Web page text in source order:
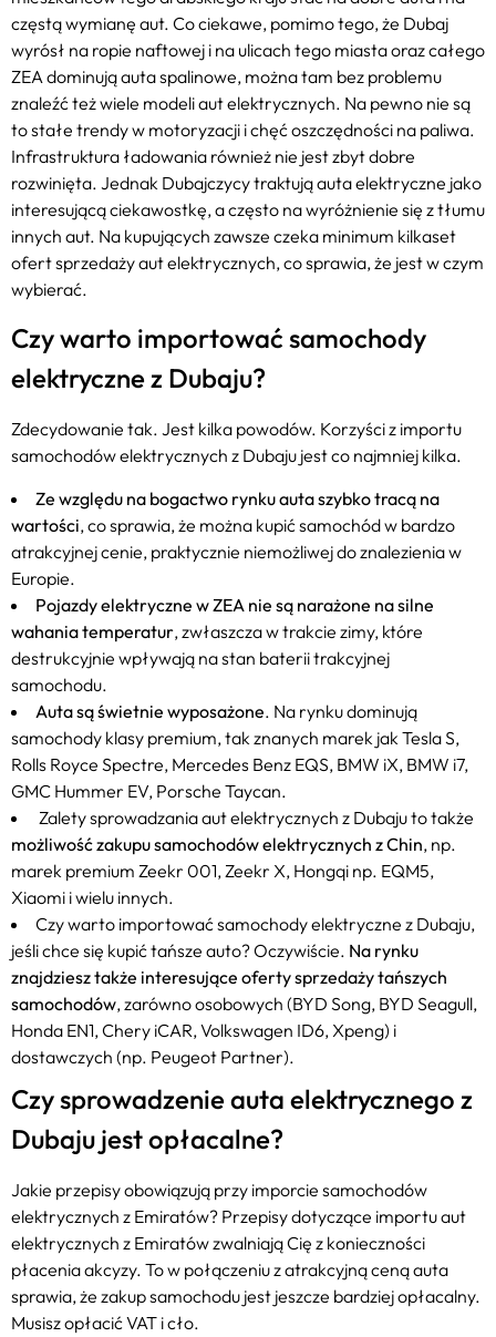
częstą wymianę aut. Co ciekawe, pomimo tego, że Dubaj
wyrósł na ropie naftowej i na ulicach tego miasta oraz całego
ZEA dominują auta spalinowe, można tam bez problemu
znaleźć też wiele modeli aut elektrycznych. Na pewno nie są
to stałe trendy w motoryzacji i chęć oszczędności na paliwa.
Infrastruktura ładowania również nie jest zbyt dobre
rozwinięta. Jednak Dubajczycy traktują auta elektryczne jako
interesującą ciekawostkę, a często na wyróżnienie się z tłumu
innych aut. Na kupujących zawsze czeka minimum kilkaset
ofert sprzedaży aut elektrycznych, co sprawia, że jest w czym
wybierać.
Czy warto importować samochody
elektryczne z Dubaju?
Zdecydowanie tak. Jest kilka powodów. Korzyści z importu
samochodów elektrycznych z Dubaju jest co najmniej kilka.
Ze względu na bogactwo rynku auta szybko tracą na
wartości, co sprawia, że można kupić samochód w bardzo
atrakcyjnej cenie, praktycznie niemożliwej do znalezienia w
Europie.
Pojazdy elektryczne w ZEA nie są narażone na silne
wahania temperatur, zwłaszcza w trakcie zimy, które
destrukcyjnie wpływają na stan baterii trakcyjnej
samochodu.
Auta są świetnie wyposażone. Na rynku dominują
samochody klasy premium, tak znanych marek jak Tesla S,
Rolls Royce Spectre, Mercedes Benz EQS, BMW iX, BMW i7,
GMC Hummer EV, Porsche Taycan.
Zalety sprowadzania aut elektrycznych z Dubaju to także
możliwość zakupu samochodów elektrycznych z Chin, np.
marek premium Zeekr 001, Zeekr X, Hongqi np. EQM5,
Xiaomi i wielu innych.
Czy warto importować samochody elektryczne z Dubaju,
jeśli chce się kupić tańsze auto? Oczywiście. Na rynku
znajdziesz także interesujące oferty sprzedaży tańszych
samochodów, zarówno osobowych (BYD Song, BYD Seagull,
Honda EN1, Chery iCAR, Volkswagen ID6, Xpeng) i
dostawczych (np. Peugeot Partner).
Czy sprowadzenie auta elektrycznego z
Dubaju jest opłacalne?
Jakie przepisy obowiązują przy imporcie samochodów
elektrycznych z Emiratów? Przepisy dotyczące importu aut
elektrycznych z Emiratów zwalniają Cię z konieczności
płacenia akcyzy. To w połączeniu z atrakcyjną ceną auta
sprawia, że zakup samochodu jest jeszcze bardziej opłacalny.
Musisz opłacić VAT i cło.